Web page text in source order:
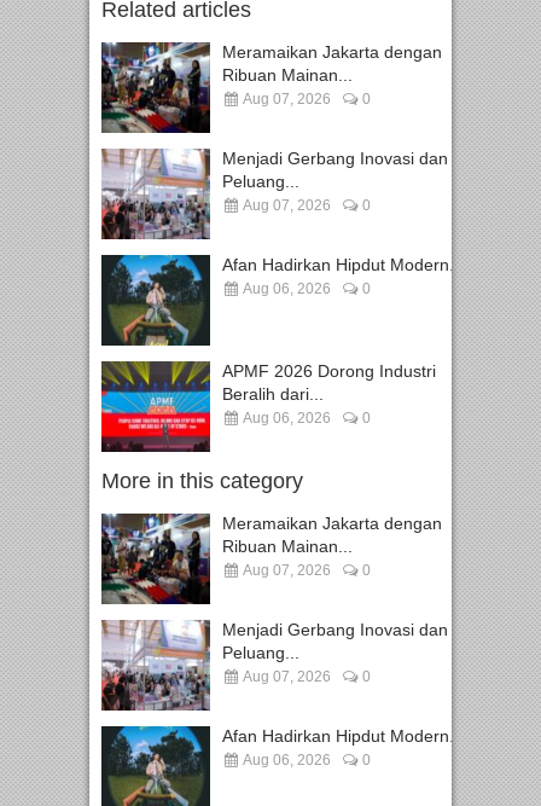
Related articles
Meramaikan Jakarta dengan
Ribuan Mainan...
Aug 07, 2026 0
Menjadi Gerbang Inovasi dan
Peluang...
Aug 07, 2026 0
Afan Hadirkan Hipdut Modern...
Aug 06, 2026 0
APMF 2026 Dorong Industri
Beralih dari...
Aug 06, 2026 0
More in this category
Meramaikan Jakarta dengan
Ribuan Mainan...
Aug 07, 2026 0
Menjadi Gerbang Inovasi dan
Peluang...
Aug 07, 2026 0
Afan Hadirkan Hipdut Modern...
Aug 06, 2026 0